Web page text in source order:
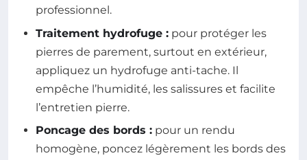
professionnel.
Traitement hydrofuge : pour protéger les
pierres de parement, surtout en extérieur,
appliquez un hydrofuge anti-tache. Il
empêche l’humidité, les salissures et facilite
l’entretien pierre.
Poncage des bords : pour un rendu
homogène, poncez légèrement les bords des